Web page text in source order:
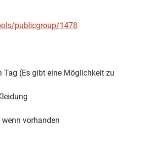
publicgroup/1478
Tag (Es gibt eine Möglichkeit zu
vorhanden